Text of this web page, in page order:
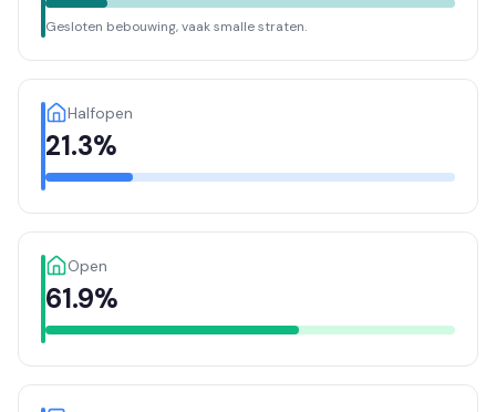
Gesloten bebouwing, vaak smalle straten.
Halfopen
21.3%
Open
61.9%